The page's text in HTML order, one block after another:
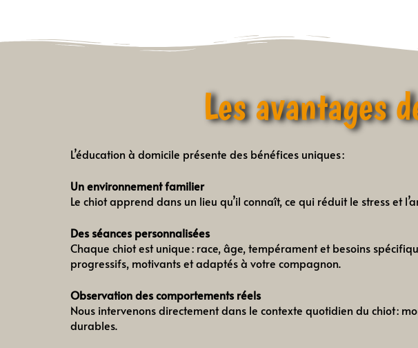
Les avantages
L’éducation à domicile présente des bénéfices uniques :
Un environnement familier
Le chiot apprend dans un lieu qu’il connaît, ce qui réduit le stress et
Des séances personnalisées
Chaque chiot est unique : race, âge, tempérament et besoins
progressifs, motivants et adaptés à votre compagnon.
Observation des comportements réels
Nous intervenons directement dans le contexte quotidien du chiot :
durables.